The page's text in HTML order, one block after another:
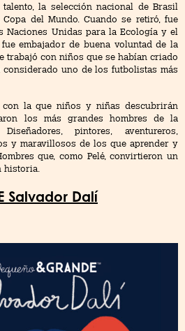
la selección nacional de Brasil
del Mundo. Cuando se retiró, fue
Naciones Unidas para la Ecología y el
embajador de buena voluntad de la
trabajó con niños que se habían criado
considerado uno de los futbolistas más
la que niños y niñas descubrirán
los más grandes hombres de la
pintores, aventureros,
y maravillosos de los que aprender y
que, como Pelé, convirtieron un
historia.
Salvador Dalí